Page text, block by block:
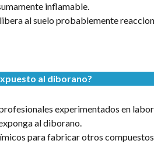
inflamable.
libera al suelo probablemente
al diborano?
experimentados en
al diborano.
para fabricar otros